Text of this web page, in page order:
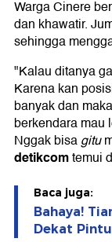
Warga Cinere
dan khawatir.
sehingga
"Kalau ditanya
Karena kan
banyak dan
berkendara mau
Nggak bisagitu
detikcomtemui
Baca juga:
Bahaya!
Dekat